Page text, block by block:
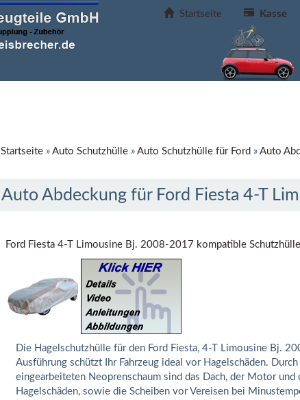
Startseite Kasse
Startseite» Auto Schutzhülle» Auto Schutzhülle für Ford » Auto
Auto Abdeckung für Ford Fiesta 4-T
Ford Fiesta 4-T Limousine Bj. 2008-2017 kompatible
Die Hagelschutzhülle für den Ford Fiesta, 4-T Limousine Bj.
Ausführung schützt Ihr Fahrzeug ideal vor Hagelschäden.
eingearbeiteten Neoprenschaum sind das Dach, der Motor und
Hagelschäden, sowie die Scheiben vor Vereisen bei